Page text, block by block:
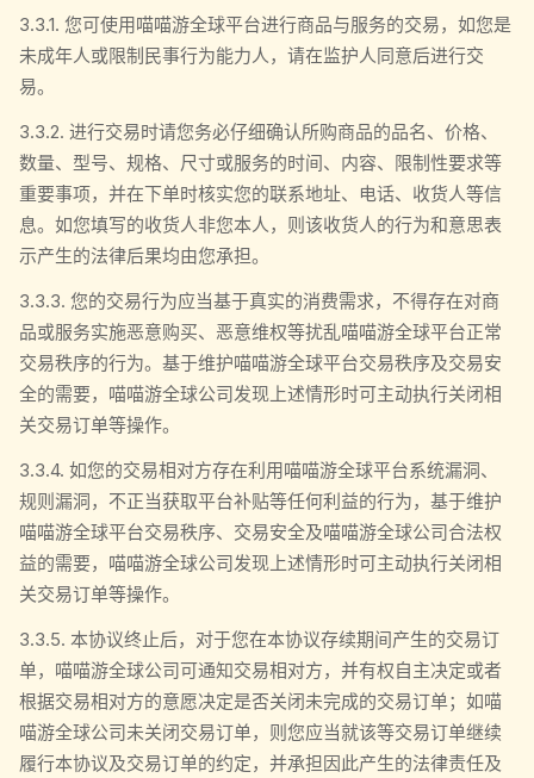
3.3.1. 您可使用喵喵游全球平台进行商品与服务的交易，如您是
未成年人或限制民事行为能力人，请在监护人同意后进行交
易。
3.3.2. 进行交易时请您务必仔细确认所购商品的品名、价格、
数量、型号、规格、尺寸或服务的时间、内容、限制性要求等
重要事项，并在下单时核实您的联系地址、电话、收货人等信
息。如您填写的收货人非您本人，则该收货人的行为和意思表
示产生的法律后果均由您承担。
3.3.3. 您的交易行为应当基于真实的消费需求，不得存在对商
品或服务实施恶意购买、恶意维权等扰乱喵喵游全球平台正常
交易秩序的行为。基于维护喵喵游全球平台交易秩序及交易安
全的需要，喵喵游全球公司发现上述情形时可主动执行关闭相
关交易订单等操作。
3.3.4. 如您的交易相对方存在利用喵喵游全球平台系统漏洞、
规则漏洞，不正当获取平台补贴等任何利益的行为，基于维护
喵喵游全球平台交易秩序、交易安全及喵喵游全球公司合法权
益的需要，喵喵游全球公司发现上述情形时可主动执行关闭相
关交易订单等操作。
3.3.5. 本协议终止后，对于您在本协议存续期间产生的交易订
单，喵喵游全球公司可通知交易相对方，并有权自主决定或者
根据交易相对方的意愿决定是否关闭未完成的交易订单；如喵
喵游全球公司未关闭交易订单，则您应当就该等交易订单继续
履行本协议及交易订单的约定，并承担因此产生的法律责任及